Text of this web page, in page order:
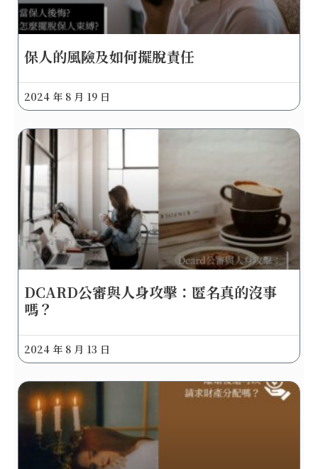
保人的風險及如何擺脫責任
2024 年 8 月 19 日
DCARD公審與人身攻擊：匿名真的沒事
嗎？
2024 年 8 月 13 日